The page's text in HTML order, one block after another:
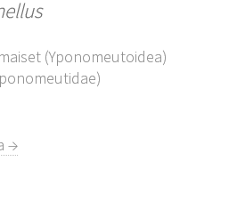
(Yponomeutoidea)
→